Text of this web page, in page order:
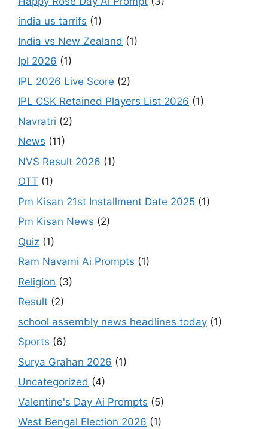
india us tarrifs (1)
India vs New Zealand (1)
Ipl 2026 (1)
IPL 2026 Live Score (2)
IPL CSK Retained Players List 2026 (1)
Navratri (2)
News (11)
NVS Result 2026 (1)
OTT (1)
Pm Kisan 21st Installment Date 2025 (1)
Pm Kisan News (2)
Quiz (1)
Ram Navami Ai Prompts (1)
Religion (3)
Result (2)
school assembly news headlines today (1)
Sports (6)
Surya Grahan 2026 (1)
Uncategorized (4)
Valentine's Day Ai Prompts (5)
West Bengal Election 2026 (1)